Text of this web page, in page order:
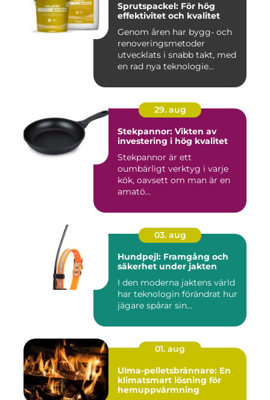
Sprutspackel: För hög
effektivitet och kvalitet
Genom åren har bygg- och
renoveringsmetoder
utvecklats i snabb takt, med
en rad nya teknologie...
29. aug
Stekpannor: Vikten av
investering i hög kvalitet
Stekpannor är ett
oumbärligt verktyg i varje
kök, oavsett om man är en
amatö...
03. aug
Hundpejl: Framgång och
säkerhet under jakten
I den moderna jaktens värld
har teknologin förändrat hur
jägare spårar sin...
01. aug
Ulma-pelletsbrännare: En
klimatsmart lösning för
hemuppvärmning